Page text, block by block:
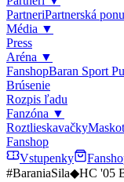
PartneriPartnerská
Média ▼
Press
Aréna ▼
FanshopBaran Sport
Brúsenie
Rozpis ľadu
Fanzóna ▼
RoztlieskavačkyMaskot
Fanshop
Vstupenky
#BaraniaSila◆HC '05